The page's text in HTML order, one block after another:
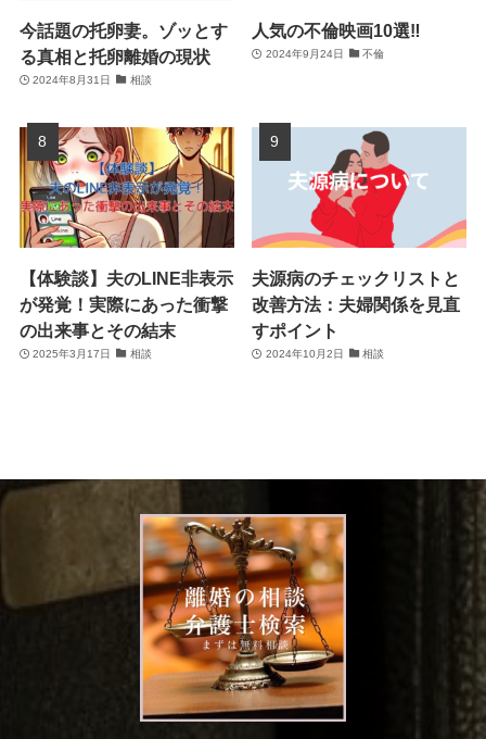
今話題の托卵妻。ゾッとす
る真相と托卵離婚の現状
2024年8月31日 相談
人気の不倫映画10選‼
2024年9月24日 不倫
【体験談】夫のLINE非表示
が発覚！実際にあった衝撃
の出来事とその結末
2025年3月17日 相談
夫源病のチェックリストと
改善方法：夫婦関係を見直
すポイント
2024年10月2日 相談